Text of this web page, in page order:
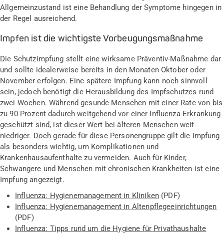
Allgemeinzustand ist eine Behandlung der Symptome hingegen in
der Regel ausreichend.
Impfen ist die wichtigste Vorbeugungsmaßnahme
Die Schutzimpfung stellt eine wirksame Präventiv-Maßnahme dar
und sollte idealerweise bereits in den Monaten Oktober oder
November erfolgen. Eine spätere Impfung kann noch sinnvoll
sein, jedoch benötigt die Herausbildung des Impfschutzes rund
zwei Wochen. Während gesunde Menschen mit einer Rate von bis
zu 90 Prozent dadurch weitgehend vor einer Influenza-Erkrankung
geschützt sind, ist dieser Wert bei älteren Menschen weit
niedriger. Doch gerade für diese Personengruppe gilt die Impfung
als besonders wichtig, um Komplikationen und
Krankenhausaufenthalte zu vermeiden. Auch für Kinder,
Schwangere und Menschen mit chronischen Krankheiten ist eine
Impfung angezeigt.
Influenza: Hygienemanagement in Kliniken (PDF)
Influenza: Hygienemanagement in Altenpflegeeinrichtungen
(PDF)
Influenza: Tipps rund um die Hygiene für Privathaushalte